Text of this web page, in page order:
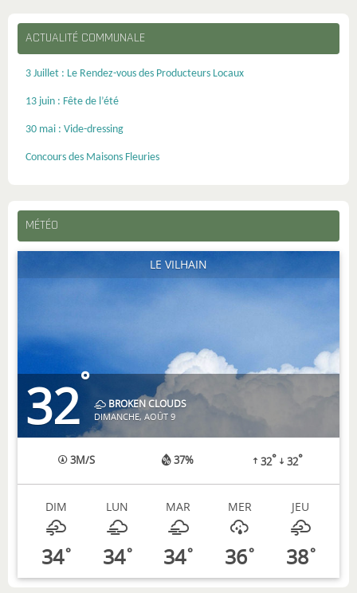
ACTUALITÉ COMMUNALE
3 Juillet : Le Rendez-vous des Producteurs Locaux
13 juin : Fête de l’été
30 mai : Vide-dressing
Concours des Maisons Fleuries
MÉTÉO
LE VILHAIN
32°
BROKEN CLOUDS
DIMANCHE, AOÛT 9
3M/S 37% 32° 32°
DIM
34°
LUN
34°
MAR
34°
MER
36°
JEU
38°